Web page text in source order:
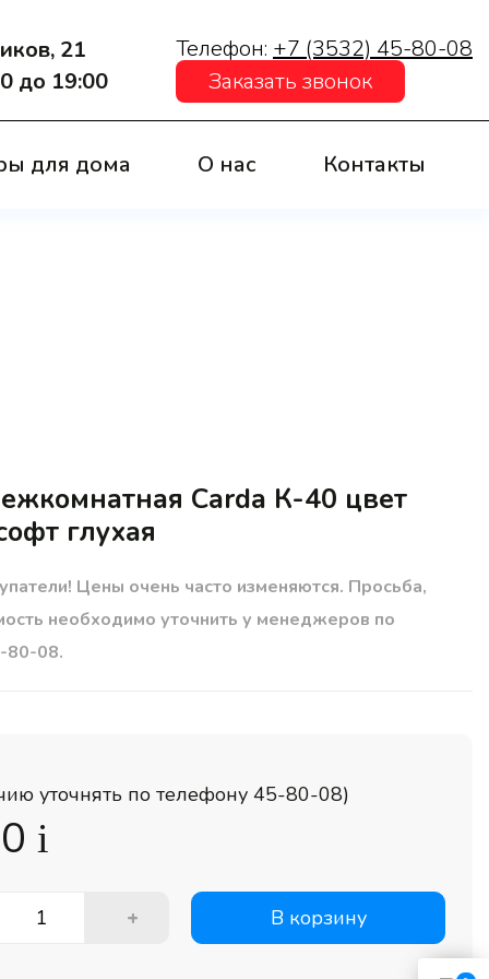
21
до 19:00
Телефон: +7 (3532) 45-80-08
Заказать звонок
для дома О нас Контакты
Carda К-40 цвет
глухая
Цены очень часто изменяются. Просьба,
необходимо уточнить у менеджеров по
80-08.
уточнять по телефону 45-80-08)
i
+ В корзину